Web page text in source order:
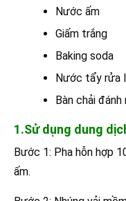
Nước ấm
Giấm trắng
Baking soda
Nước tẩy rửa
Bàn chải
1.Sử dụng dung
Bước 1: Pha hỗn hợp
ấm.